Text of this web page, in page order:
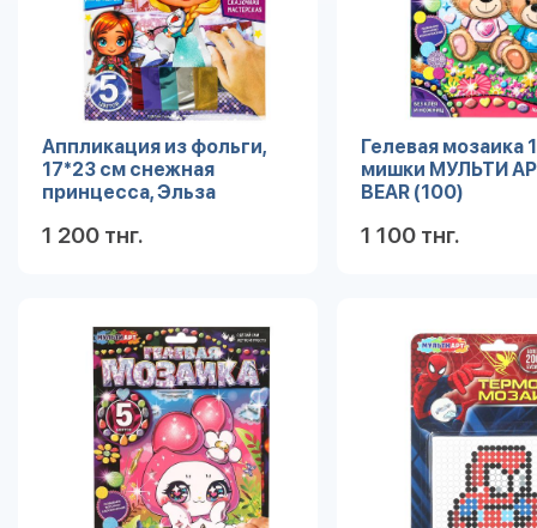
Аппликация из фольги,
17*23 см снежная
принцесса, Эльза
1 200 тнг.
Гелевая мозаика
мишки МУЛЬТИ
BEAR (100)
1 100 тнг.